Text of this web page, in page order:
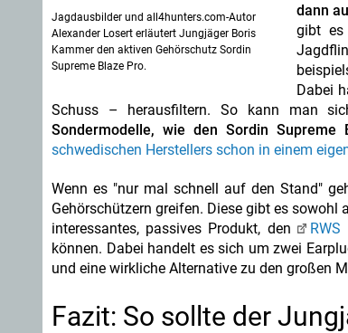
Jagdausbilder und all4hunters.com-Autor
Alexander Losert erläutert Jungjäger Boris
Kammer den aktiven Gehörschutz Sordin
Supreme Blaze Pro.
dann
gibt es
Dabei
Schuss – herausfiltern. So kann man
Sondermodelle, wie den Sordin Supreme
schwedischen Herstellers schon in einem
Wenn es "nur mal schnell auf den Stand"
Gehörschützern greifen. Diese gibt es
interessantes, passives Produkt, den
RWS
können. Dabei handelt es sich um zwei
und eine wirkliche Alternative zu den großen
Fazit: So sollte der